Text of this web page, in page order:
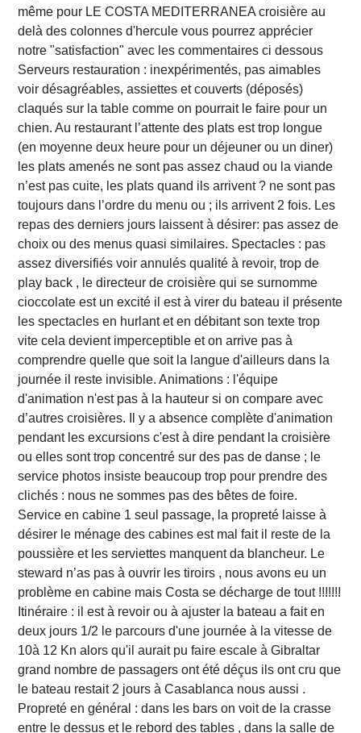
même pour LE COSTA MEDITERRANEA croisière au
delà des colonnes d'hercule vous pourrez apprécier
notre "satisfaction" avec les commentaires ci dessous
Serveurs restauration : inexpérimentés, pas aimables
voir désagréables, assiettes et couverts (déposés)
claqués sur la table comme on pourrait le faire pour un
chien. Au restaurant l’attente des plats est trop longue
(en moyenne deux heure pour un déjeuner ou un diner)
les plats amenés ne sont pas assez chaud ou la viande
n’est pas cuite, les plats quand ils arrivent ? ne sont pas
toujours dans l’ordre du menu ou ; ils arrivent 2 fois. Les
repas des derniers jours laissent à désirer: pas assez de
choix ou des menus quasi similaires. Spectacles : pas
assez diversifiés voir annulés qualité à revoir, trop de
play back , le directeur de croisière qui se surnomme
cioccolate est un excité il est à virer du bateau il présente
les spectacles en hurlant et en débitant son texte trop
vite cela devient imperceptible et on arrive pas à
comprendre quelle que soit la langue d'ailleurs dans la
journée il reste invisible. Animations : l'équipe
d'animation n'est pas à la hauteur si on compare avec
d’autres croisières. Il y a absence complète d'animation
pendant les excursions c'est à dire pendant la croisière
ou elles sont trop concentré sur des pas de danse ; le
service photos insiste beaucoup trop pour prendre des
clichés : nous ne sommes pas des bêtes de foire.
Service en cabine 1 seul passage, la propreté laisse à
désirer le ménage des cabines est mal fait il reste de la
poussière et les serviettes manquent da blancheur. Le
steward n’as pas à ouvrir les tiroirs , nous avons eu un
problème en cabine mais Costa se décharge de tout !!!!!!!
Itinéraire : il est à revoir ou à ajuster la bateau a fait en
deux jours 1/2 le parcours d'une journée à la vitesse de
10à 12 Kn alors qu'il aurait pu faire escale à Gibraltar
grand nombre de passagers ont été déçus ils ont cru que
le bateau restait 2 jours à Casablanca nous aussi .
Propreté en général : dans les bars on voit de la crasse
entre le dessus et le rebord des tables , dans la salle de